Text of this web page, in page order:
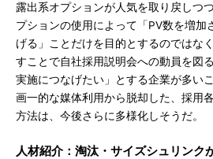
露出系オプションが人気を取り戻しつ
プションの使用によって「PV数を増加
げる」ことだけを目的とするのではな
すことで自社採用説明会への動員を図
実施につなげたい」とする企業が多い
画一的な媒体利用から脱却した、採用
方法は、今後さらに多様化しそうだ。
人材紹介：淘汰・サイズシュリンク